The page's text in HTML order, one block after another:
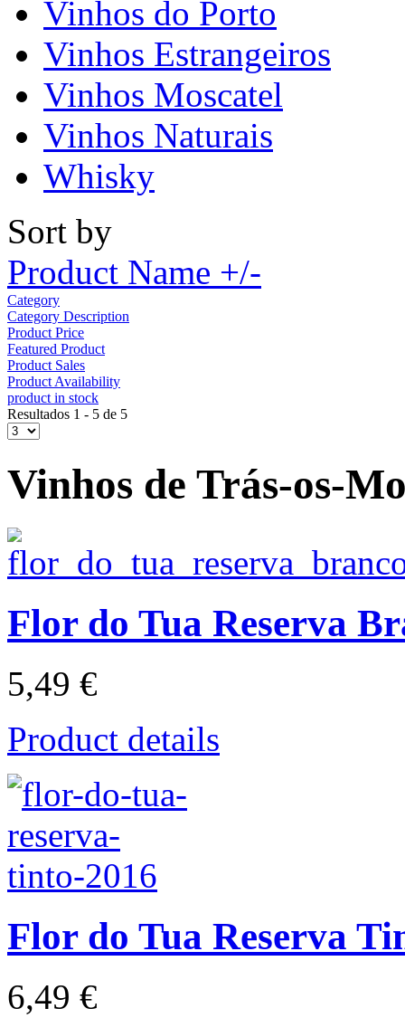
Vinhos do Porto
Vinhos Estrangeiros
Vinhos Moscatel
Vinhos Naturais
Whisky
Sort by
Product Name +/-
Category
Category Description
Product Price
Featured Product
Product Sales
Product Availability
product in stock
Resultados 1 - 5 de 5
Vinhos de Trás-os-
Flor do Tua Reserva
5,49 €
Product details
Flor do Tua Reserva
6,49 €